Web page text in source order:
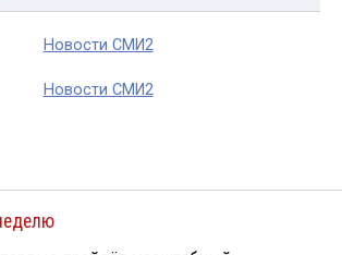
Новости СМИ2
Новости СМИ2